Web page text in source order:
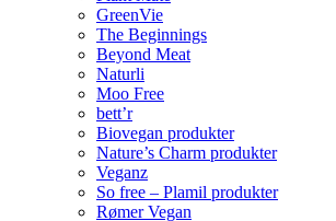
GreenVie
The Beginnings
Beyond Meat
Naturli
Moo Free
bett’r
Biovegan produkter
Nature’s Charm produkter
Veganz
So free – Plamil produkter
Rømer Vegan